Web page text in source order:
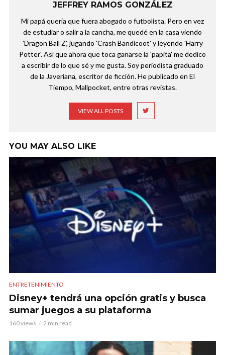
JEFFREY RAMOS GONZÁLEZ
Mi papá quería que fuera abogado o futbolista. Pero en vez
de estudiar o salir a la cancha, me quedé en la casa viendo
'Dragon Ball Z', jugando 'Crash Bandicoot' y leyendo 'Harry
Potter'. Así que ahora que toca ganarse la 'papita' me dedico
a escribir de lo que sé y me gusta. Soy periodista graduado
de la Javeriana, escritor de ficción. He publicado en El
Tiempo, Mallpocket, entre otras revistas.
VIEW ALL POSTS
YOU MAY ALSO LIKE
ENTRETENIMIENTO
Disney+ tendrá una opción gratis y busca
sumar juegos a su plataforma
160 views 2 min read